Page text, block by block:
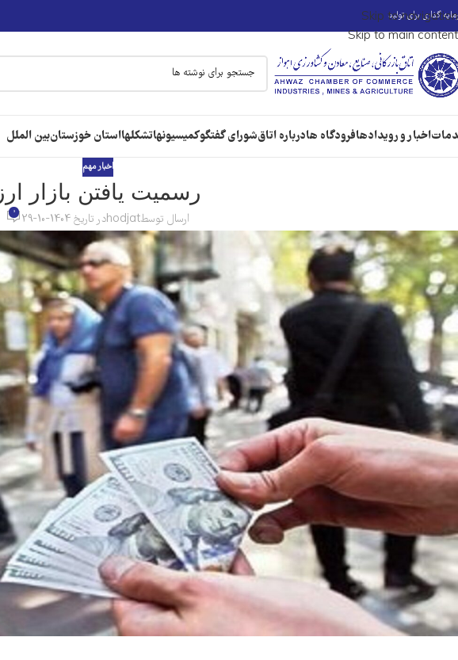
Skip to navigation
Skip to main content
گذاری برای تولید
اخبار و رویدادهافرودگاه هادرباره اتاقشورای گفتگوکمیسیونهاتشکلهااستان خوزستانبین الملل
اخبار مهم
رسمیت یافتن بازار ارز
ارسال توسطhodjatدر تاریخ 1404-10-29 0